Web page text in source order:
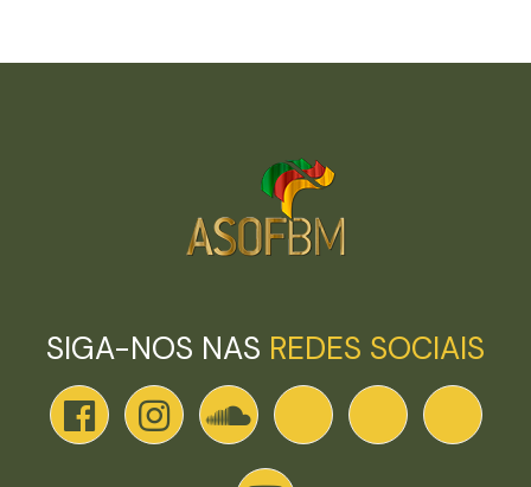
SIGA-NOS NAS REDES SOCIAIS